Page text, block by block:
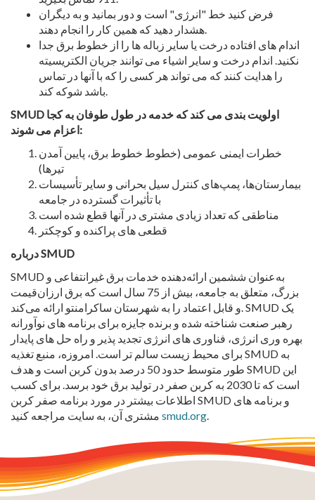
فرض کنید خط "انرژی" است و دور بمانید و به دیگران
هشدار دهید که همین کار را انجام دهند.
اندام های افتاده درخت یا سایر زباله ها را از خطوط برق جدا
نکنید. اندام درخت و سایر اشیاء می توانند جریان الکتریسیته
را هدایت کنند که می تواند هر کسی را که با آنها در تماس
باشد شوکه کند.
SMUD اولویت بندی می کند که خدمه در طول طوفان به کجا
اعزام می شوند:
خطرات ایمنی عمومی (خطوط خطوط برق، پایین آمدن
تیرها)
بیمارستان‌ها، پمپ‌های کنترل سیل بحرانی و سایر تأسیسات
با تأثیرات گسترده در جامعه
مناطقی که تعداد زیادی مشتری در آنها قطع شده است
قطعی های پراکنده و کوچکتر
درباره SMUD
SMUD به‌عنوان ششمین ارائه‌دهنده خدمات برق غیرانتفاعی و
بزرگ، متعلق به جامعه، بیش از 75 سال است که برق ارزان‌قیمت
و قابل اعتماد را به شهرستان ساکرامنتو ارائه می‌کند. SMUD یک
رهبر صنعت شناخته شده و برنده جایزه برای برنامه های نوآورانه
بهره وری انرژی، فناوری های انرژی تجدید پذیر و راه حل های پایدار
برای محیط زیست سالم تر است. امروزه، منبع تغذیه SMUD به
طور متوسط حدود 50 درصد بدون کربن است و هدف SMUD این
است که تا 2030 به کربن صفر در تولید برق خود برسد.
برای کسب
اطلاعات بیشتر در مورد برنامه صفر کربن SMUD و برنامه های
smud.org.